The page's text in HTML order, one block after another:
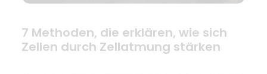
7 Methoden, die erklären, wie sich
Zellen durch Zellatmung stärken